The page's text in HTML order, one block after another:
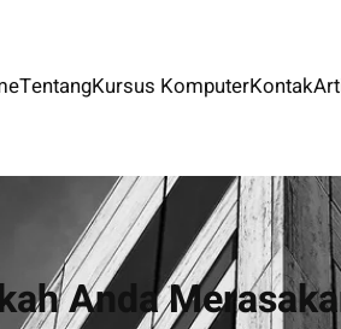
TentangKursus KomputerKontak
Anda